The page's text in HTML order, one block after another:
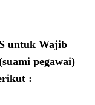
untuk Wajib
pegawai)
: